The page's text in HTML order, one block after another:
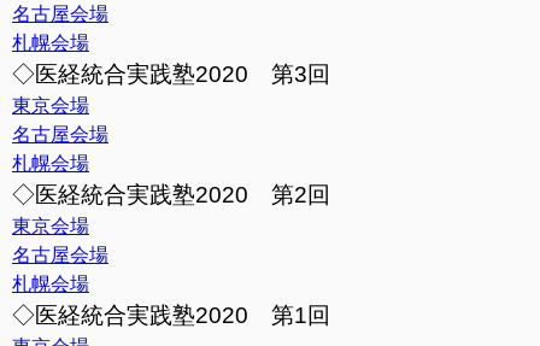
名古屋会場
札幌会場
◇医経統合実践塾2020 第3回
東京会場
名古屋会場
札幌会場
◇医経統合実践塾2020 第2回
東京会場
名古屋会場
札幌会場
◇医経統合実践塾2020 第1回